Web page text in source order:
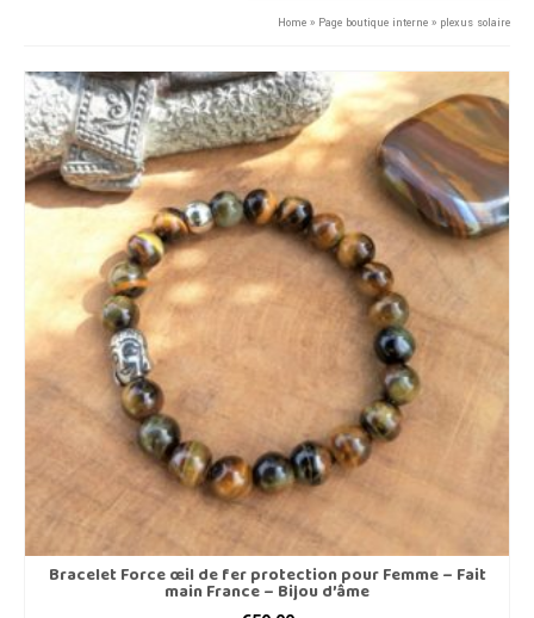
Home » Page boutique interne » plexus solaire
Bracelet Force œil de fer protection pour Femme – Fait
main France – Bijou d’âme